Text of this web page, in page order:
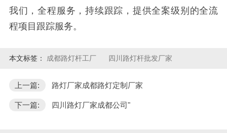
我们，全程服务，持续跟踪，提供全案级别的全流
程项目跟踪服务。
本文标签： 成都路灯杆工厂 四川路灯杆批发厂家
上一篇: 路灯厂家成都路灯定制厂家
下一篇: 四川路灯厂家成都公司"